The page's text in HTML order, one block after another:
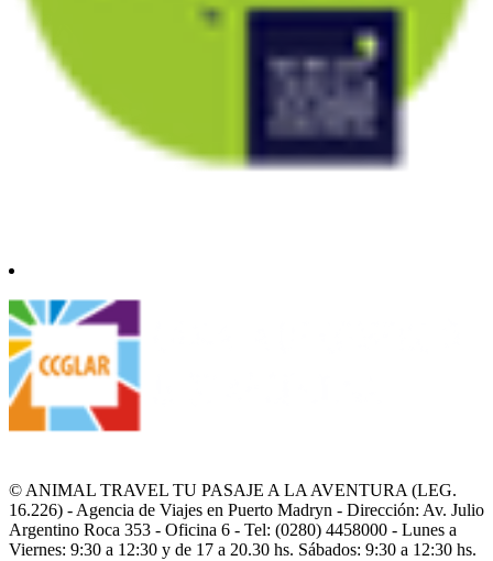
© ANIMAL TRAVEL TU PASAJE A LA AVENTURA (LEG.
16.226) - Agencia de Viajes en Puerto Madryn - Dirección: Av. Julio
Argentino Roca 353 - Oficina 6 - Tel: (0280) 4458000 - Lunes a
Viernes: 9:30 a 12:30 y de 17 a 20.30 hs. Sábados: 9:30 a 12:30 hs.